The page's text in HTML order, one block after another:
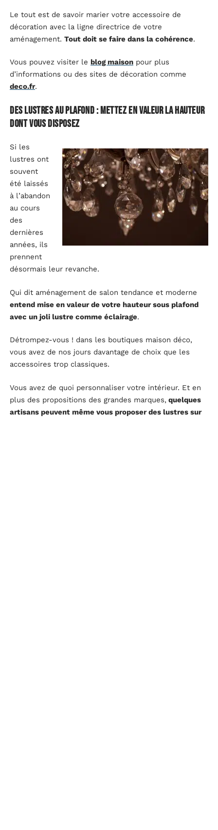
Le tout est de savoir marier votre accessoire de
décoration avec la ligne directrice de votre
aménagement. Tout doit se faire dans la cohérence.
Vous pouvez visiter le blog maison pour plus
d’informations ou des sites de décoration comme
deco.fr.
Des lustres au plafond : mettez en valeur la hauteur
dont vous disposez
Si les
lustres ont
souvent
été laissés
à l’abandon
au cours
des
dernières
années, ils
prennent
désormais leur revanche.
Qui dit aménagement de salon tendance et moderne
entend mise en valeur de votre hauteur sous plafond
avec un joli lustre comme éclairage.
Détrompez-vous ! dans les boutiques maison déco,
vous avez de nos jours davantage de choix que les
accessoires trop classiques.
Vous avez de quoi personnaliser votre intérieur. Et en
plus des propositions des grandes marques, quelques
artisans peuvent même vous proposer des lustres sur